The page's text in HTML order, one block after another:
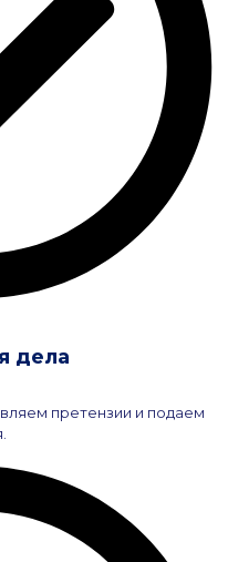
дела
претензии и подаем